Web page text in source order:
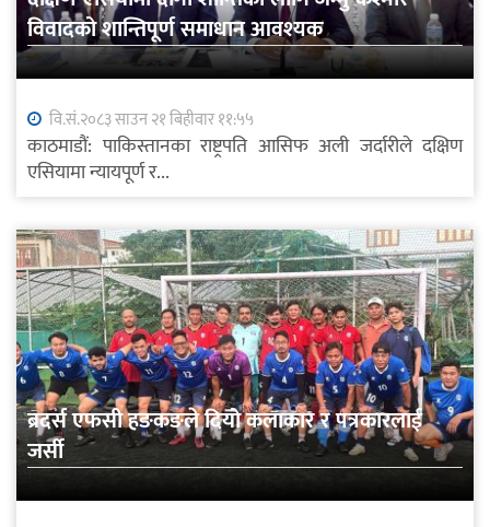
विवादको शान्तिपूर्ण समाधान आवश्यक
वि.सं.२०८३ साउन २१ बिहीवार ११:५५
काठमाडौं: पाकिस्तानका राष्ट्रपति आसिफ अली जर्दारीले दक्षिण
एसियामा न्यायपूर्ण र...
ब्रदर्स एफसी हङकङले दियो कलाकार र पत्रकारलाई
जर्सी